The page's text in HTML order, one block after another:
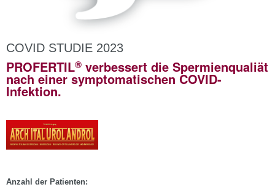
COVID STUDIE 2023
PROFERTIL® verbessert die Spermienqualiät
nach einer symptomatischen COVID-
Infektion.
Anzahl der Patienten: